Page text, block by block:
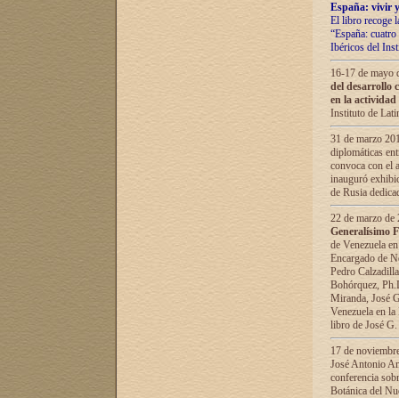
España: vivir
El libro recoge
“España:
Ibéricos del
16-17 de mayo
del desarrollo
en la
Instituto de
31 de marzo
diplomáticas
convoca con el
inauguró
de Rusia
22 de marzo
Generalísimo
de Venezuela
Encargado de
Pedro
Bohórquez,
Miranda, José
Venezuela en
libro de José
17 de
José Antonio
conferencia
Botánica del